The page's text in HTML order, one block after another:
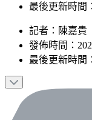
最後更新時間
記者 ： 陳嘉貴
發佈時間：
最後更新時間